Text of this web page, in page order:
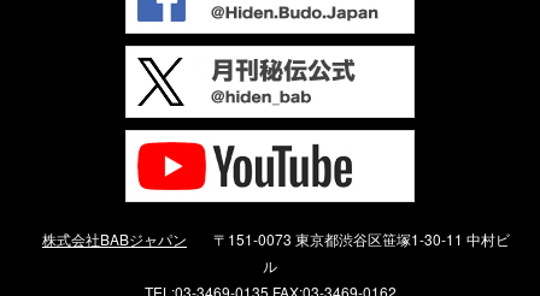
株式会社BABジャパン
〒151-0073 東京都渋谷区笹塚1-30-11 中村ビ
ル
TEL:03-3469-0135 FAX:03-3469-0162